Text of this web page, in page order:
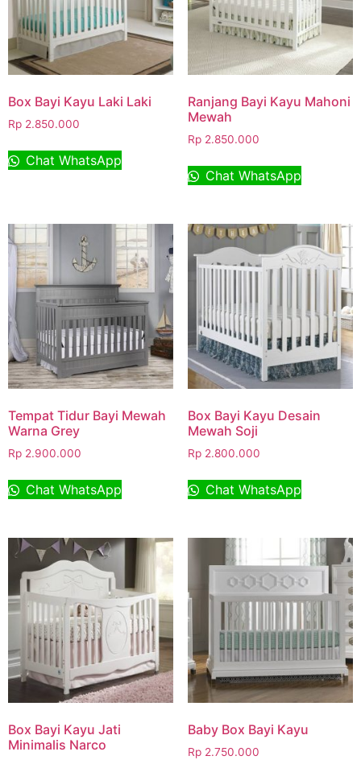
Box Bayi Kayu Laki Laki
Rp 2.850.000
Chat WhatsApp
Ranjang Bayi Kayu Mahoni
Mewah
Rp2.850.000
Chat WhatsApp
Tempat Tidur Bayi Mewah
Warna Grey
Rp 2.900.000
Chat WhatsApp
Box Bayi Kayu Desain
Mewah Soji
Rp2.800.000
Chat WhatsApp
Box Bayi Kayu Jati
Minimalis Narco
Baby Box Bayi Kayu
Rp2.750.000